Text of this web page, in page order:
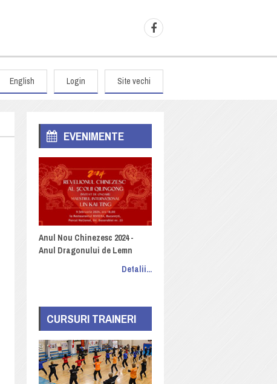
English Login Site vechi
EVENIMENTE
Anul Nou Chinezesc 2024 -
Anul Dragonului de Lemn
Detalii...
CURSURI TRAINERI